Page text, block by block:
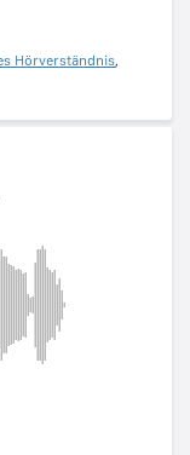
Hörverständnis,